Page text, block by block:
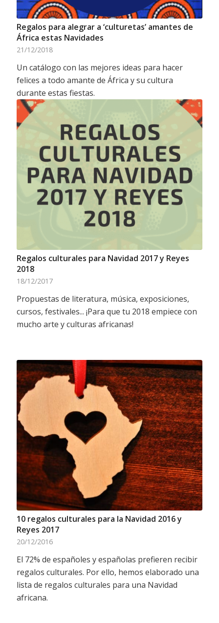
Regalos para alegrar a ‘culturetas’ amantes de
África estas Navidades
21/12/2018
Un catálogo con las mejores ideas para hacer
felices a todo amante de África y su cultura
durante estas fiestas.
Regalos culturales para Navidad 2017 y Reyes
2018
18/12/2017
Propuestas de literatura, música, exposiciones,
cursos, festivales... ¡Para que tu 2018 empiece con
mucho arte y culturas africanas!
10 regalos culturales para la Navidad 2016 y
Reyes 2017
20/12/2016
El 72% de españoles y españolas prefieren recibir
regalos culturales. Por ello, hemos elaborado una
lista de regalos culturales para una Navidad
africana.